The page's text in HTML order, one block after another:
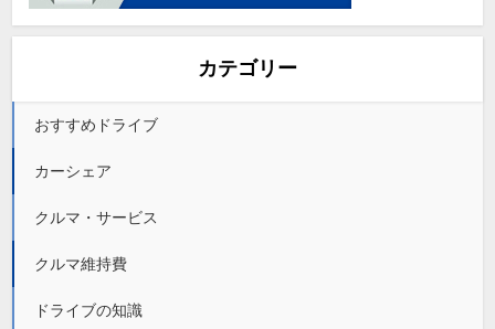
カテゴリー
おすすめドライブ
カーシェア
クルマ・サービス
クルマ維持費
ドライブの知識